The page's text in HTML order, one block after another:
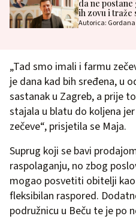
da ne
ih zovu i traže
Autorica: Gordana
„Tad smo imali i farmu
je dana kad bih sređena, u
sastanak u Zagreb, a prije
stajala u blatu do koljena
zečeve“, prisjetila se Maja.
Suprug koji se bavi
raspolaganju, no zbog
mogao posvetiti obitelji
fleksibilan raspored.
podružnicu u Beču te je po